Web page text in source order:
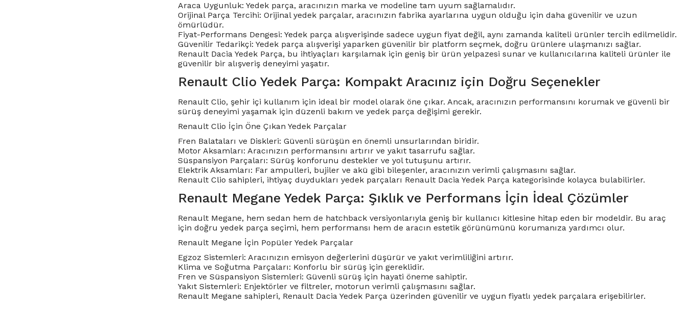
Araca Uygunluk: Yedek parça, aracınızın marka ve modeline tam uyum sağlamalıdır.
Orijinal Parça Tercihi: Orijinal yedek parçalar, aracınızın fabrika ayarlarına uygun olduğu için daha güvenilir ve uzun
ömürlüdür.
Fiyat-Performans Dengesi: Yedek parça alışverişinde sadece uygun fiyat değil, aynı zamanda kaliteli ürünler tercih edilmelidir.
Güvenilir Tedarikçi: Yedek parça alışverişi yaparken güvenilir bir platform seçmek, doğru ürünlere ulaşmanızı sağlar.
Renault Dacia Yedek Parça, bu ihtiyaçları karşılamak için geniş bir ürün yelpazesi sunar ve kullanıcılarına kaliteli ürünler ile
güvenilir bir alışveriş deneyimi yaşatır.
Renault Clio Yedek Parça: Kompakt Aracınız için Doğru Seçenekler
Renault Clio, şehir içi kullanım için ideal bir model olarak öne çıkar. Ancak, aracınızın performansını korumak ve güvenli bir
sürüş deneyimi yaşamak için düzenli bakım ve yedek parça değişimi gerekir.
Renault Clio İçin Öne Çıkan Yedek Parçalar
Fren Balataları ve Diskleri: Güvenli sürüşün en önemli unsurlarından biridir.
Motor Aksamları: Aracınızın performansını artırır ve yakıt tasarrufu sağlar.
Süspansiyon Parçaları: Sürüş konforunu destekler ve yol tutuşunu artırır.
Elektrik Aksamları: Far ampulleri, bujiler ve akü gibi bileşenler, aracınızın verimli çalışmasını sağlar.
Renault Clio sahipleri, ihtiyaç duydukları yedek parçaları Renault Dacia Yedek Parça kategorisinde kolayca bulabilirler.
Renault Megane Yedek Parça: Şıklık ve Performans İçin İdeal Çözümler
Renault Megane, hem sedan hem de hatchback versiyonlarıyla geniş bir kullanıcı kitlesine hitap eden bir modeldir. Bu araç
için doğru yedek parça seçimi, hem performansı hem de aracın estetik görünümünü korumanıza yardımcı olur.
Renault Megane İçin Popüler Yedek Parçalar
Egzoz Sistemleri: Aracınızın emisyon değerlerini düşürür ve yakıt verimliliğini artırır.
Klima ve Soğutma Parçaları: Konforlu bir sürüş için gereklidir.
Fren ve Süspansiyon Sistemleri: Güvenli sürüş için hayati öneme sahiptir.
Yakıt Sistemleri: Enjektörler ve filtreler, motorun verimli çalışmasını sağlar.
Renault Megane sahipleri, Renault Dacia Yedek Parça üzerinden güvenilir ve uygun fiyatlı yedek parçalara erişebilirler.